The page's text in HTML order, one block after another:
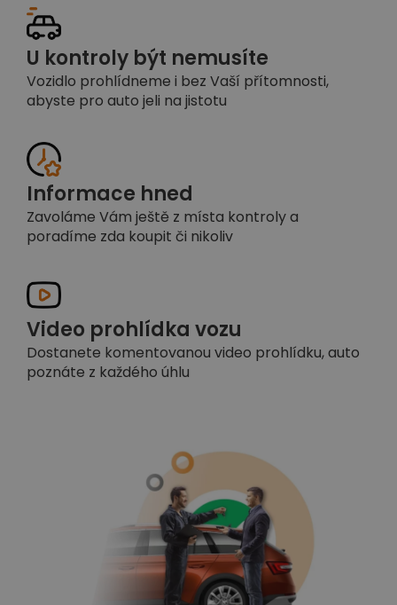
U kontroly být nemusíte
Vozidlo prohlídneme i bez Vaší přítomnosti,
abyste pro auto jeli na jistotu
Informace hned
Zavoláme Vám ještě z místa kontroly a
poradíme zda koupit či nikoliv
Video prohlídka vozu
Dostanete komentovanou video prohlídku, auto
poznáte z každého úhlu